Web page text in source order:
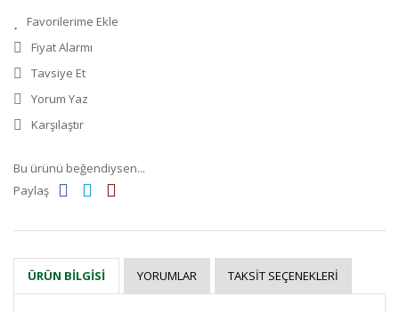
Fiyat Alarmı
Tavsiye Et
Yorum Yaz
Karşılaştır
Bu ürünü beğendiysen...
Paylaş
ÜRÜN BILGISI YORUMLAR TAKSIT SEÇENEKLERI